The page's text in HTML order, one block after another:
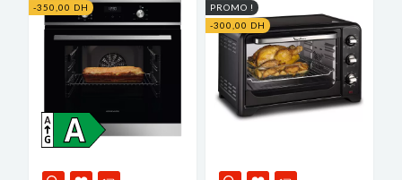
-350,00 DH
PROMO !
-300,00 DH